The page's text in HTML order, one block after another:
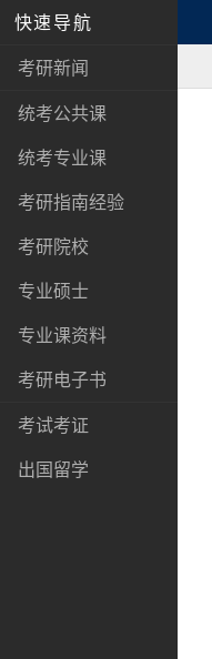
快速导航
考研新闻
统考公共课
统考专业课
考研指南经验
考研院校
专业硕士
专业课资料
考研电子书
考试考证
出国留学